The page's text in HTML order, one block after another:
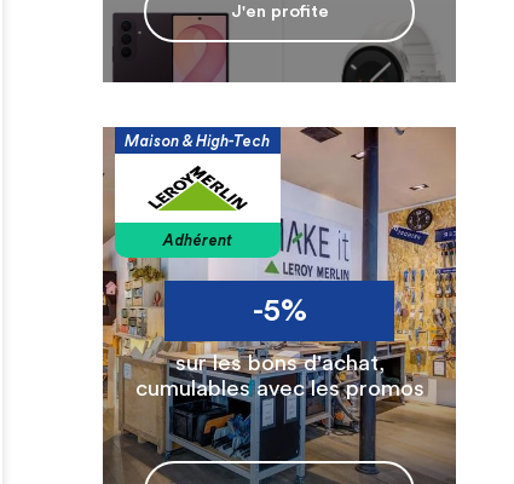
J'en profite
Maison & High-Tech
Adhérent
-5%
sur les bons d'achat,
cumulables avec les promos